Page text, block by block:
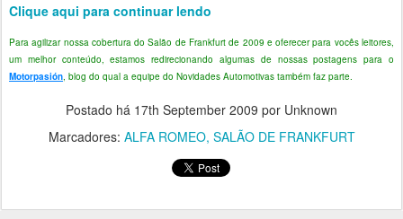
Clique aqui para continuar lendo
Para agilizar nossa cobertura do Salão de Frankfurt de 2009 e oferecer para vocês leitores,
um melhor conteúdo, estamos redirecionando algumas de nossas postagens para o
Motorpasión , blog do qual a equipe do Novidades Automotivas também faz parte.
Postado há 17th September 2009 por Unknown
Marcadores: ALFA ROMEO SALÃO DE FRANKFURT